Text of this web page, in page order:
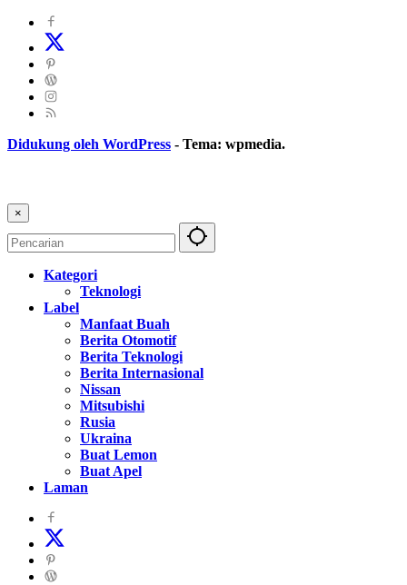
Didukung oleh WordPress - Tema: wpmedia.
×
Kategori
Teknologi
Label
Manfaat Buah
Berita Otomotif
Berita Teknologi
Berita Internasional
Nissan
Mitsubishi
Rusia
Ukraina
Buat Lemon
Buat Apel
Laman